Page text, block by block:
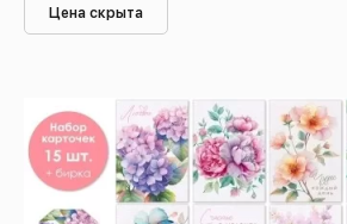
Цена скрыта